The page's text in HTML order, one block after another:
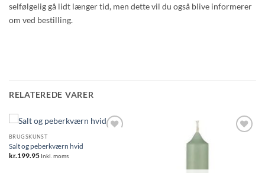
selfølgelig gå lidt længer tid, men dette vil du også blive informerer
om ved bestilling.
RELATEREDE VARER
BRUGSKUNST
Salt og peberkværn hvid
kr.199.95 Inkl. moms